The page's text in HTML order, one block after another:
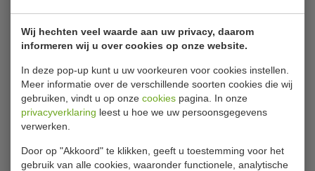
Wij hechten veel waarde aan uw privacy, daarom
informeren wij u over cookies op onze website.
In deze pop-up kunt u uw voorkeuren voor cookies instellen.
Meer informatie over de verschillende soorten cookies die wij
gebruiken, vindt u op onze cookies pagina. In onze
privacyverklaring leest u hoe we uw persoonsgegevens
verwerken.
Door op "Akkoord" te klikken, geeft u toestemming voor het
gebruik van alle cookies, waaronder functionele, analytische
37,51 in 3 termijnen
✔ Gratis verzending* ✔ 24 uur levering ✔ Laagste
prijsgarantie
Vogue kookpan hoog 37,8 liter